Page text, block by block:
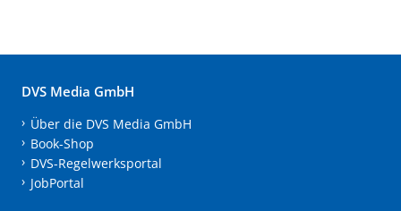
DVS Media GmbH
Über die DVS Media GmbH
Book-Shop
DVS-Regelwerksportal
JobPortal